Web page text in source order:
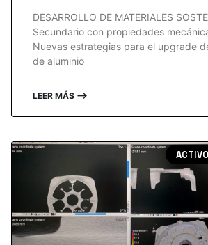
DESARROLLO DE MATERIALES
Secundario con propiedades
Nuevas estrategias para el upgrade
de aluminio
LEER MÁS ⟶